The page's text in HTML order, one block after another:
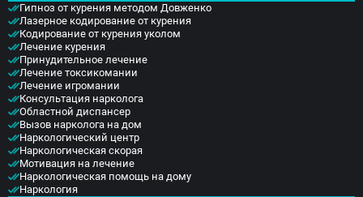
Гипноз от курения методом Довженко
Лазерное кодирование от курения
Кодирование от курения уколом
Лечение курения
Принудительное лечение
Лечение токсикомании
Лечение игромании
Консультация нарколога
Областной диспансер
Вызов нарколога на дом
Наркологический центр
Наркологическая скорая
Мотивация на лечение
Наркологическая помощь на дому
Наркология